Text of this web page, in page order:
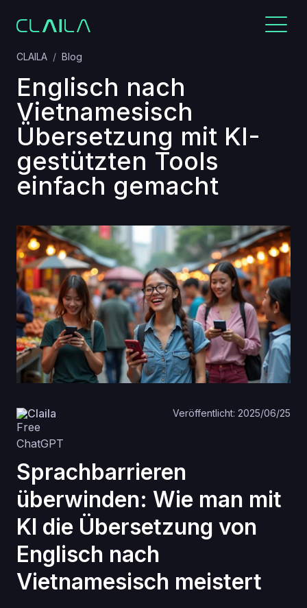
CLAILA Blog
Englisch nach
Vietnamesisch
Übersetzung mit KI-
gestützten Tools
einfach gemacht
Claila Veröffentlicht: 2025/06/25
Sprachbarrieren
überwinden: Wie man mit
KI die Übersetzung von
Englisch nach
Vietnamesisch meistert